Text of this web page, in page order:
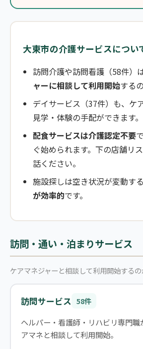
大東市の介護サービスについ
訪問介護や訪問看護（58件）は
ャーに相談して利用開始する
デイサービス（37件）も、ケ
見学・体験の手配ができます。
配食サービスは介護認定不要
ぐ始められます。下の店舗リ
話ください。
施設探しは空き状況が変動する
が効率的です。
訪問・通い・泊まりサービス
ケアマネジャーと相談して利用開始するの
訪問サービス 58件
ヘルパー・看護師・リハビリ専門
アマネと相談して利用開始。